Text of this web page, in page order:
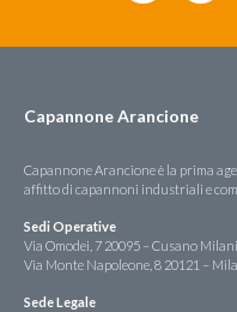
Capannone Arancione
Capannone Arancione è la prima
affitto di capannoni industriali e
Sedi Operative
Via Omodei, 7 20095 – Cusano
Via Monte Napoleone, 8 20121 –
Sede Legale